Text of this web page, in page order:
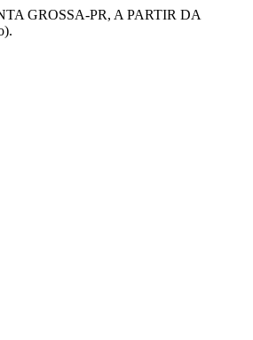
GROSSA-PR, A PARTIR DA